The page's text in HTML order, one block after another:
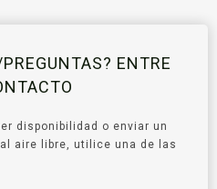
ENTRE
disponibilidad o enviar un
aire libre, utilice una de las